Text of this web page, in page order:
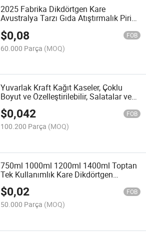
2025 Fabrika Dikdörtgen Kare
Avustralya Tarzı Gıda Atıştırmalık Pirinç
Gıda Kasesi ve Kabı
$0,08 FOB
60.000 Parça (MOQ)
Yuvarlak Kraft Kağıt Kaseler, Çoklu
Boyut ve Özelleştirilebilir, Salatalar ve
Bento için Gıda Sınıfı 500-1000ml
$0,042 FOB
100.200 Parça (MOQ)
750ml 1000ml 1200ml 1400ml Toptan
Tek Kullanımlık Kare Dikdörtgen
Isıtılabilir Özelleştirilebilir Salata Kasesi
PP Kapak ile
$0,02 FOB
50.000 Parça (MOQ)